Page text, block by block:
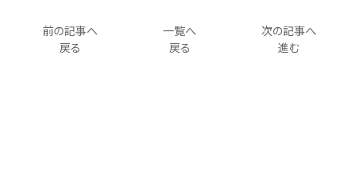
一覧へ
戻る
前の記事へ
戻る
次の記事へ
進む